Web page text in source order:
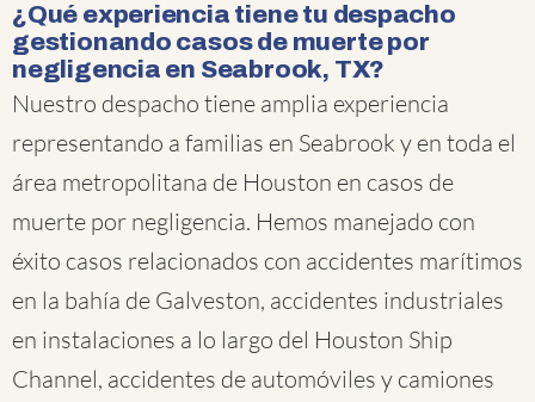
¿Qué experiencia tiene tu despacho
gestionando casos de muerte por
negligencia en Seabrook, TX?
Nuestro despacho tiene amplia experiencia
representando a familias en Seabrook y en toda el
área metropolitana de Houston en casos de
muerte por negligencia. Hemos manejado con
éxito casos relacionados con accidentes marítimos
en la bahía de Galveston, accidentes industriales
en instalaciones a lo largo del Houston Ship
Channel, accidentes de automóviles y camiones